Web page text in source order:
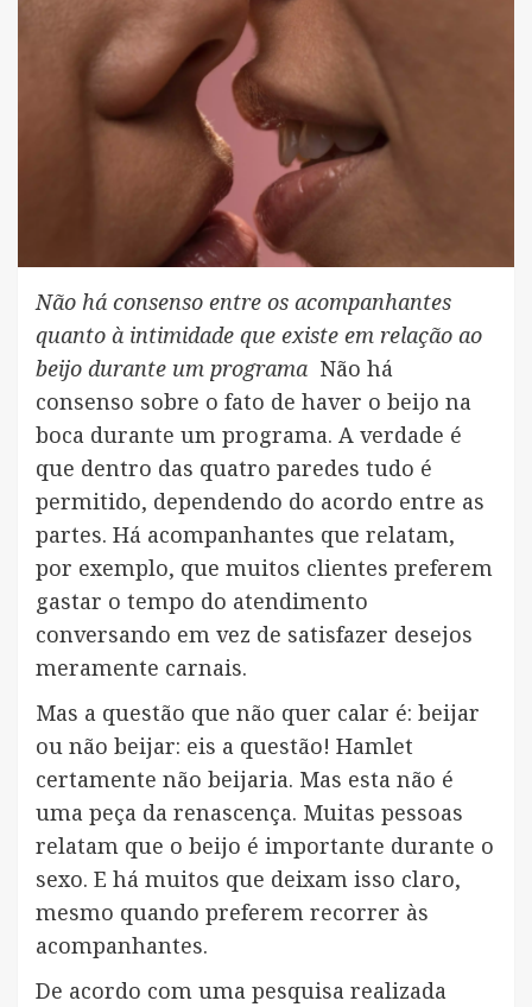
Não há consenso entre os acompanhantes
quanto à intimidade que existe em relação ao
beijo durante um programa Não há
consenso sobre o fato de haver o beijo na
boca durante um programa. A verdade é
que dentro das quatro paredes tudo é
permitido, dependendo do acordo entre as
partes. Há acompanhantes que relatam,
por exemplo, que muitos clientes preferem
gastar o tempo do atendimento
conversando em vez de satisfazer desejos
meramente carnais.
Mas a questão que não quer calar é: beijar
ou não beijar: eis a questão! Hamlet
certamente não beijaria. Mas esta não é
uma peça da renascença. Muitas pessoas
relatam que o beijo é importante durante o
sexo. E há muitos que deixam isso claro,
mesmo quando preferem recorrer às
acompanhantes.
De acordo com uma pesquisa realizada